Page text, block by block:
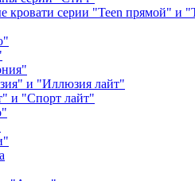
кровати серии "Teen прямой" и
и "Иллюзия лайт"
и "Спорт лайт"